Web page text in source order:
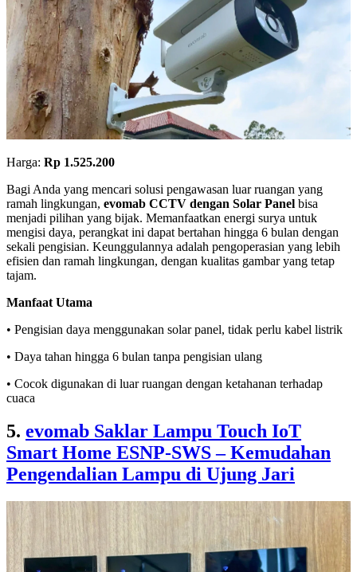
Harga: Rp 1.525.200
Bagi Anda yang mencari solusi pengawasan luar ruangan yang
ramah lingkungan, evomab CCTV dengan Solar Panel bisa
menjadi pilihan yang bijak. Memanfaatkan energi surya untuk
mengisi daya, perangkat ini dapat bertahan hingga 6 bulan dengan
sekali pengisian. Keunggulannya adalah pengoperasian yang lebih
efisien dan ramah lingkungan, dengan kualitas gambar yang tetap
tajam.
Manfaat Utama
• Pengisian daya menggunakan solar panel, tidak perlu kabel listrik
• Daya tahan hingga 6 bulan tanpa pengisian ulang
• Cocok digunakan di luar ruangan dengan ketahanan terhadap
cuaca
5. evomab Saklar Lampu Touch IoT
Smart Home ESNP-SWS – Kemudahan
Pengendalian Lampu di Ujung Jari